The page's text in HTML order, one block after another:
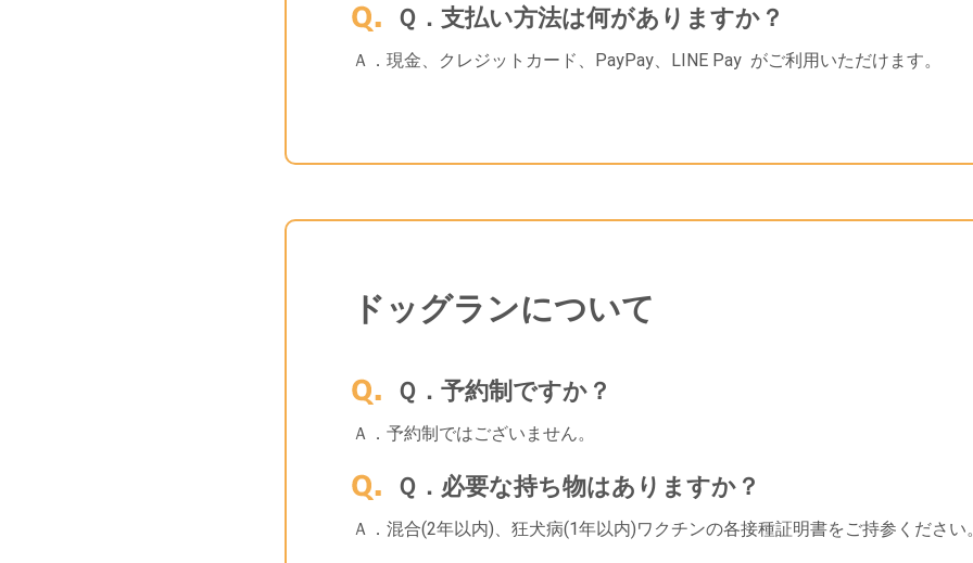
Ｑ．支払い方法は何がありますか？
Ａ．現金、クレジットカード、PayPay、LINE Pay がご利用いただけます。
ドッグランについて
Ｑ．予約制ですか？
Ａ．予約制ではございません。
Ｑ．必要な持ち物はありますか？
Ａ．混合(2年以内)、狂犬病(1年以内)ワクチンの各接種証明書をご持参ください。